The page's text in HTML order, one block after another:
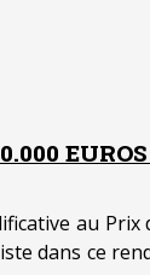
au Prix
dans ce